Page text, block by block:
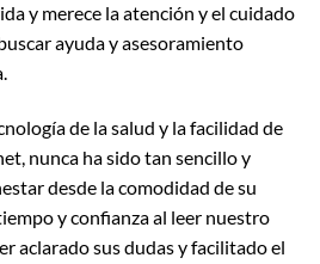
y merece la atención y el cuidado
ayuda y asesoramiento
de la salud y la facilidad de
nunca ha sido tan sencillo y
desde la comodidad de su
y confianza al leer nuestro
aclarado sus dudas y facilitado el